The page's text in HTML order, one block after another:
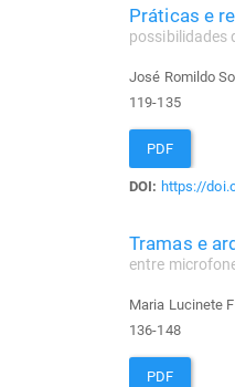
Práticas e
possibilidades
José Romildo
119-135
PDF
DOI: https://
Tramas e
entre
Maria Lucinete
136-148
PDF